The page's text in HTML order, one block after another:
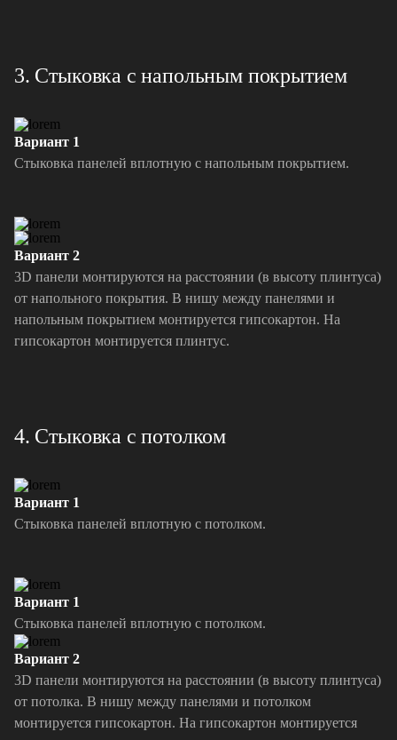
3. Стыковка с напольным покрытием
Вариант 1
Стыковка панелей вплотную с напольным покрытием.
Вариант 2
3D панели монтируются на расстоянии (в высоту плинтуса)
от напольного покрытия. В нишу между панелями и
напольным покрытием монтируется гипсокартон. На
гипсокартон монтируется плинтус.
4. Стыковка с потолком
Вариант 1
Стыковка панелей вплотную с потолком.
Вариант 1
Стыковка панелей вплотную с потолком.
Вариант 2
3D панели монтируются на расстоянии (в высоту плинтуса)
от потолка. В нишу между панелями и потолком
монтируется гипсокартон. На гипсокартон монтируется